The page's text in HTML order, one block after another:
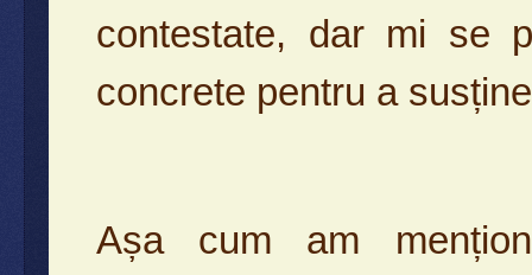
contestate, dar mi se
concrete pentru a
Așa cum am